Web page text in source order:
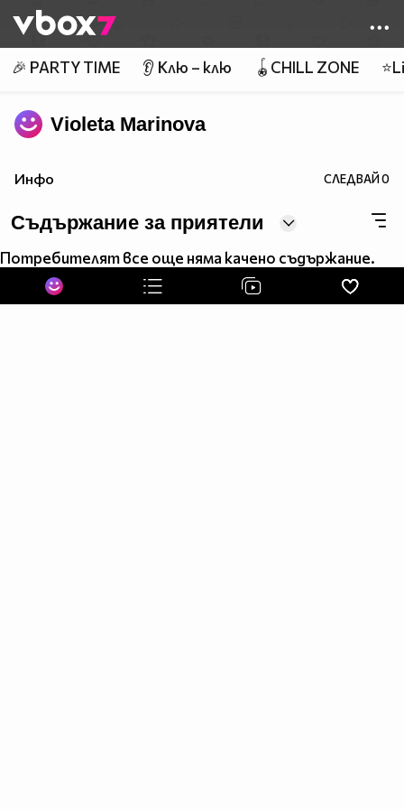
👾
🎉 PARTY TIME 👂 Клю – клю 🪀CHILL ZONE
Violeta Marinova
Инфо СЛЕДВАЙ0
Съдържание за приятели
Потребителят все още няма качено съдържание.